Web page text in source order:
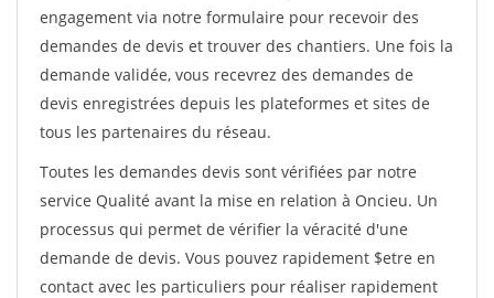
engagement via notre formulaire pour recevoir des
demandes de devis et trouver des chantiers. Une fois la
demande validée, vous recevrez des demandes de
devis enregistrées depuis les plateformes et sites de
tous les partenaires du réseau.
Toutes les demandes devis sont vérifiées par notre
service Qualité avant la mise en relation à Oncieu. Un
processus qui permet de vérifier la véracité d'une
demande de devis. Vous pouvez rapidement $etre en
contact avec les particuliers pour réaliser rapidement